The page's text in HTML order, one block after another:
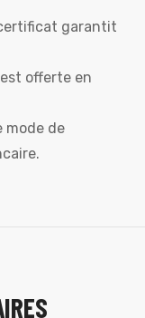
garantit
offerte en
mode de